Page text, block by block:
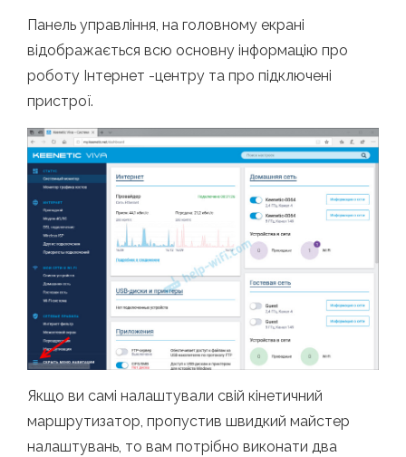
Панель управління, на головному екрані
відображається всю основну інформацію про
роботу Інтернет -центру та про підключені
пристрої.
Якщо ви самі налаштували свій кінетичний
маршрутизатор, пропустив швидкий майстер
налаштувань, то вам потрібно виконати два